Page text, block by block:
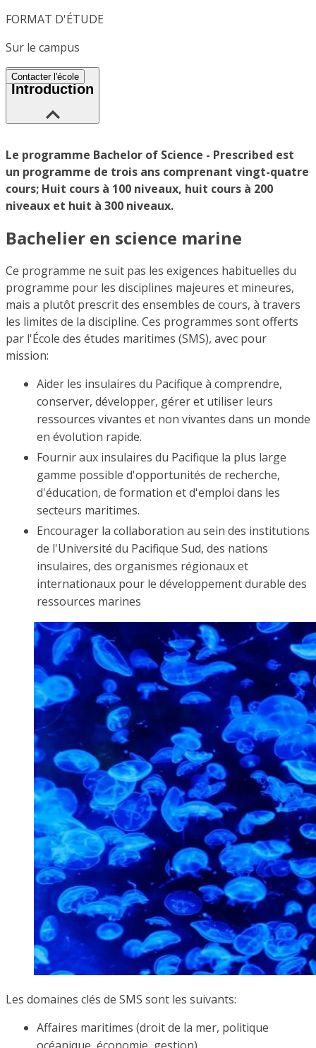
FORMAT D'ÉTUDE
Sur le campus
Contacter l'école
Introduction
Le programme Bachelor of Science - Prescribed est
un programme de trois ans comprenant vingt-quatre
cours; Huit cours à 100 niveaux, huit cours à 200
niveaux et huit à 300 niveaux.
Bachelier en science marine
Ce programme ne suit pas les exigences habituelles du
programme pour les disciplines majeures et mineures,
mais a plutôt prescrit des ensembles de cours, à travers
les limites de la discipline. Ces programmes sont offerts
par l'École des études maritimes (SMS), avec pour
mission:
Aider les insulaires du Pacifique à comprendre,
conserver, développer, gérer et utiliser leurs
ressources vivantes et non vivantes dans un monde
en évolution rapide.
Fournir aux insulaires du Pacifique la plus large
gamme possible d'opportunités de recherche,
d'éducation, de formation et d'emploi dans les
secteurs maritimes.
Encourager la collaboration au sein des institutions
de l'Université du Pacifique Sud, des nations
insulaires, des organismes régionaux et
internationaux pour le développement durable des
ressources marines
Les domaines clés de SMS sont les suivants:
Affaires maritimes (droit de la mer, politique